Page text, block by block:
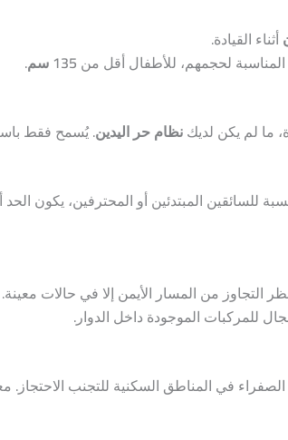
أثناء القيادة.
لحجمهم، للأطفال أقل من 135 سم
.
ما لم يكن لديكنظام حر اليدين. يُسمح فقط
التجاوز من المسار الأيمن إلا في حالات معينة.
للمركبات الموجودة داخل الدوار.
في المناطق السكنية للتجنب